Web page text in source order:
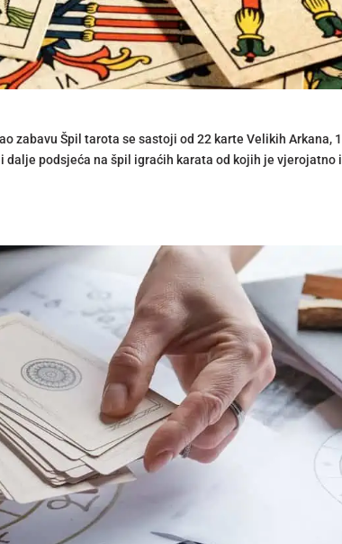
zabavu Špil tarota se sastoji od 22 karte Velikih Arkana,
podsjeća na špil igraćih karata od kojih je vjerojatno i